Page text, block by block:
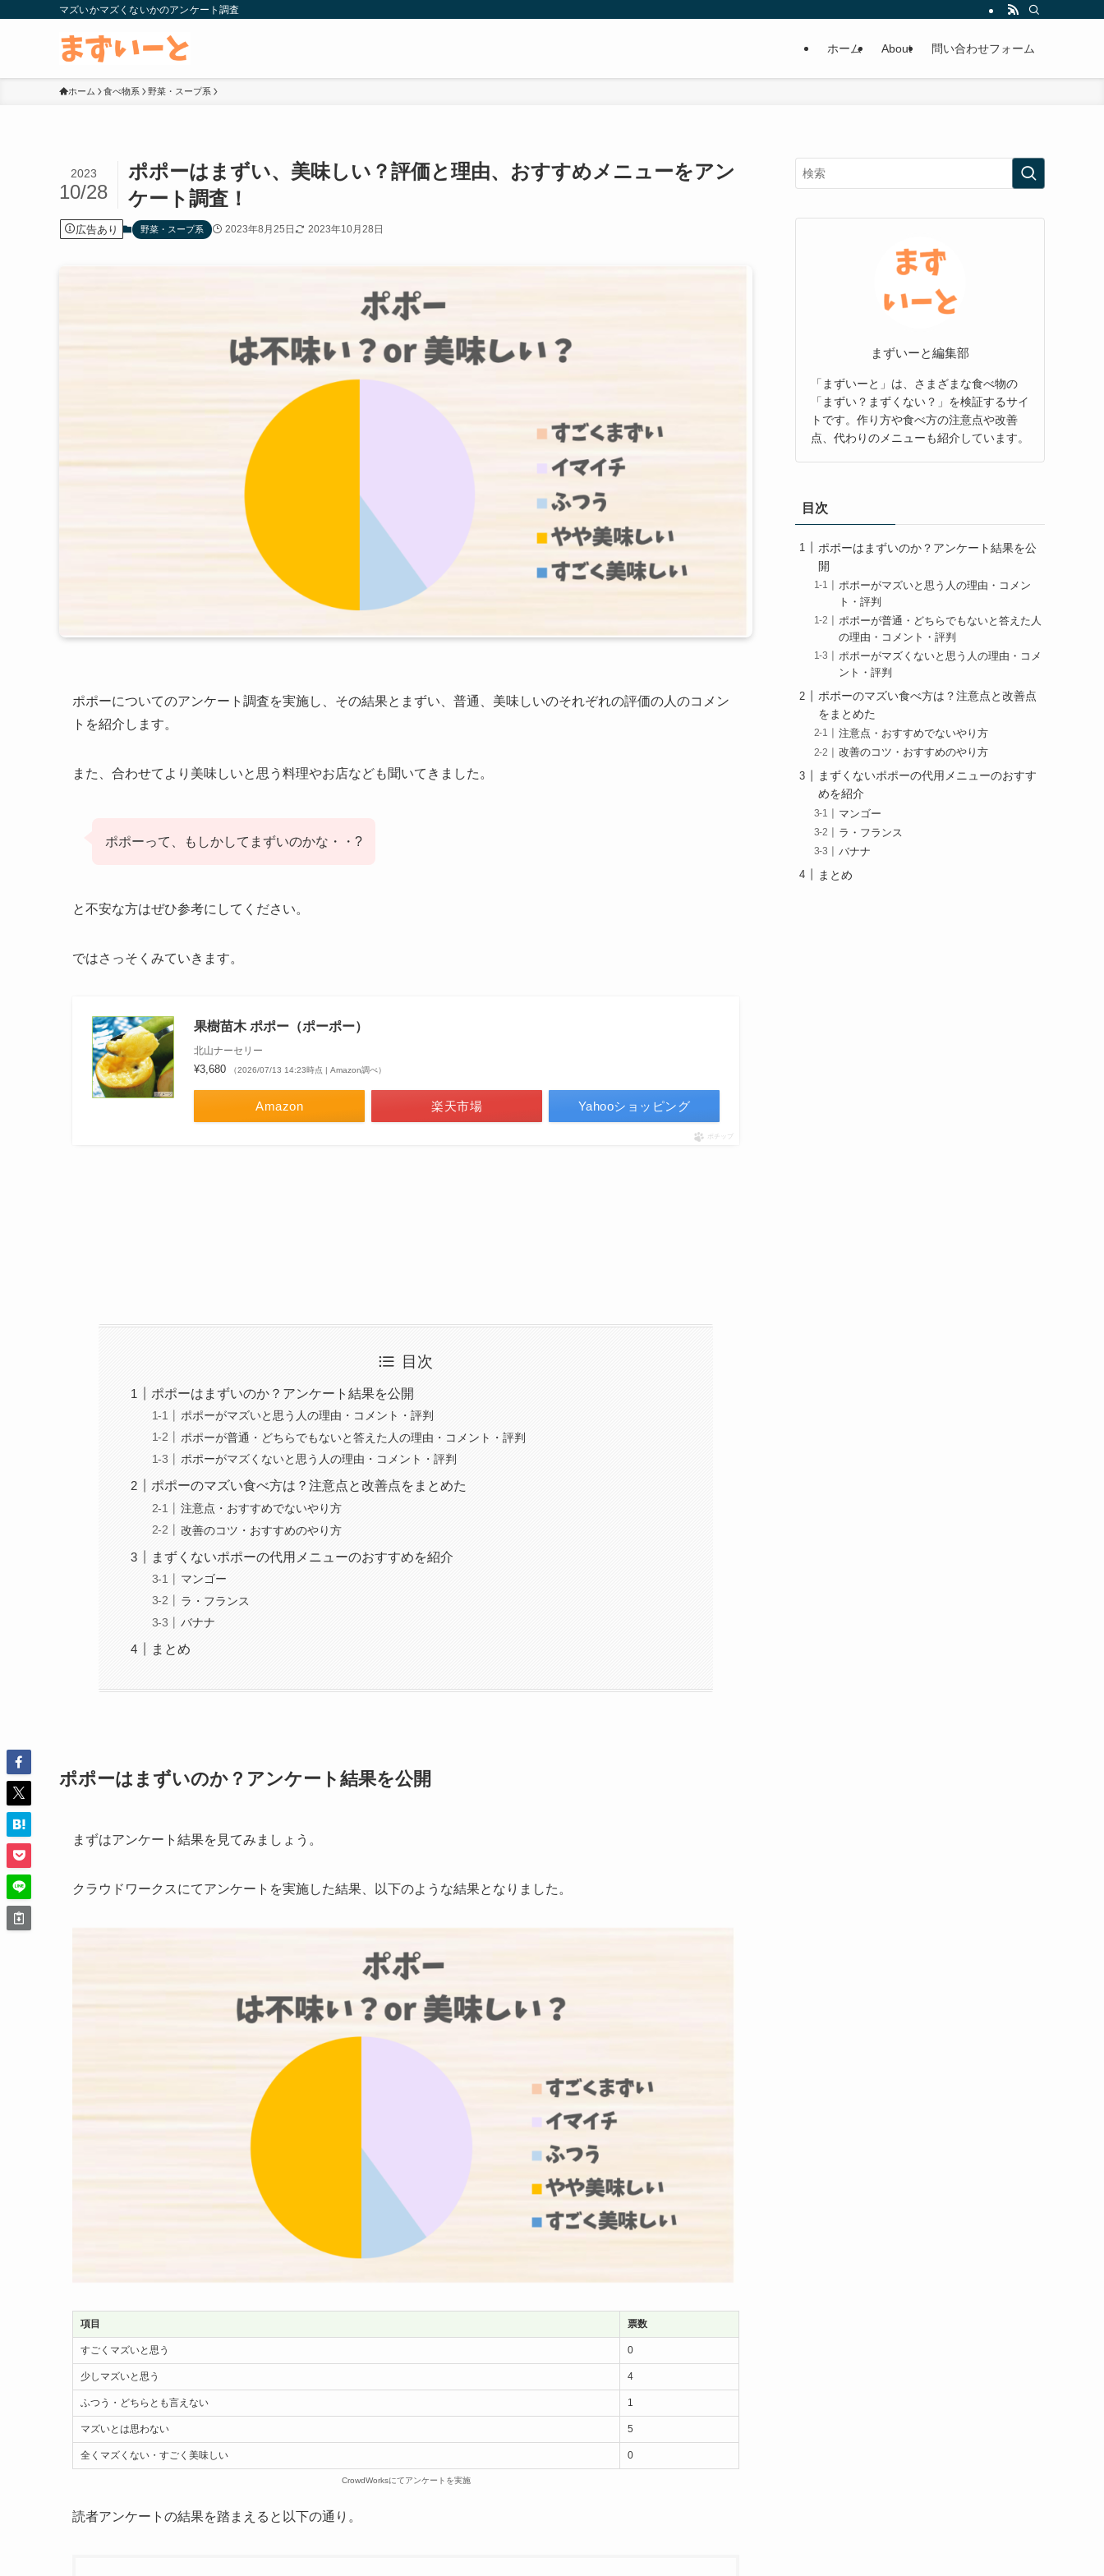
マズいかマズくないかのアンケート調査
ホーム About 問い合わせフォーム
ホーム 食べ物系 野菜・スープ系
ポポーはまずい、美味しい？評価と理由、おすすめメニューをアン
ケート調査！
2023
10/28
広告あり 野菜・スープ系 2023年8月25日 2023年10月28日
ポポーについてのアンケート調査を実施し、その結果とまずい、普通、美味しいのそれぞれの評価の人のコメン
トを紹介します。
また、合わせてより美味しいと思う料理やお店なども聞いてきました。
ポポーって、もしかしてまずいのかな・・?
と不安な方はぜひ参考にしてください。
ではさっそくみていきます。
果樹苗木 ポポー（ポーポー）
北山ナーセリー
¥3,680 （2026/07/13 14:23時点 | Amazon調べ）
Amazon 楽天市場 Yahooショッピング
ポチップ
目次
ポポーはまずいのか？アンケート結果を公開
ポポーがマズいと思う人の理由・コメント・評判
ポポーが普通・どちらでもないと答えた人の理由・コメント・評判
ポポーがマズくないと思う人の理由・コメント・評判
ポポーのマズい食べ方は？注意点と改善点をまとめた
注意点・おすすめでないやり方
改善のコツ・おすすめのやり方
まずくないポポーの代用メニューのおすすめを紹介
マンゴー
ラ・フランス
バナナ
まとめ
ポポーはまずいのか？アンケート結果を公開
まずはアンケート結果を見てみましょう。
クラウドワークスにてアンケートを実施した結果、以下のような結果となりました。
項目 票数
すごくマズいと思う 0
少しマズいと思う 4
ふつう・どちらとも言えない 1
マズいとは思わない 5
全くマズくない・すごく美味しい 0
CrowdWorksにてアンケートを実施
読者アンケートの結果を踏まえると以下の通り。
まずいーと編集部
「まずいーと」は、さまざまな食べ物の
「まずい？まずくない？」を検証するサイ
トです。作り方や食べ方の注意点や改善
点、代わりのメニューも紹介しています。
目次
ポポーはまずいのか？アンケート結果を公
開
ポポーがマズいと思う人の理由・コメン
ト・評判
ポポーが普通・どちらでもないと答えた人
の理由・コメント・評判
ポポーがマズくないと思う人の理由・コメ
ント・評判
ポポーのマズい食べ方は？注意点と改善点
をまとめた
注意点・おすすめでないやり方
改善のコツ・おすすめのやり方
まずくないポポーの代用メニューのおすす
めを紹介
マンゴー
ラ・フランス
バナナ
まとめ